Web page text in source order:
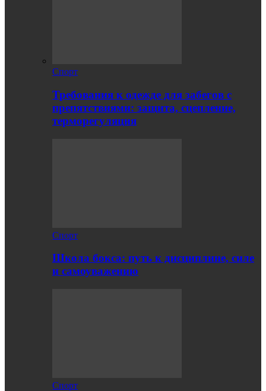
Спорт
Требования к одежде для забегов с
препятствиями: защита, сцепление,
терморегуляция
Спорт
Школа бокса: путь к дисциплине, силе
и самоуважению
Спорт